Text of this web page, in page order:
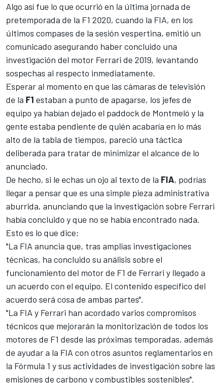
Algo así fue lo que ocurrió en la última jornada de
pretemporada de la F1 2020, cuando la FIA, en los
últimos compases de la sesión vespertina, emitió un
comunicado asegurando haber concluido una
investigación del motor Ferrari de 2019, levantando
sospechas al respecto inmediatamente.
Esperar al momento en que las cámaras de televisión
de la F1 estaban a punto de apagarse, los jefes de
equipo ya habían dejado el paddock de Montmeló y la
gente estaba pendiente de quién acabaría en lo más
alto de la tabla de tiempos, pareció una táctica
deliberada para tratar de minimizar el alcance de lo
anunciado.
De hecho, si le echas un ojo al texto de la FIA, podrías
llegar a pensar que es una simple pieza administrativa
aburrida, anunciando que la investigación sobre Ferrari
había concluido y que no se había encontrado nada.
Esto es lo que dice:
"La FIA anuncia que, tras amplias investigaciones
técnicas, ha concluido su análisis sobre el
funcionamiento del motor de F1 de Ferrari y llegado a
un acuerdo con el equipo. El contenido específico del
acuerdo será cosa de ambas partes".
"La FIA y Ferrari han acordado varios compromisos
técnicos que mejorarán la monitorización de todos los
motores de F1 desde las próximas temporadas, además
de ayudar a la FIA con otros asuntos reglamentarios en
la Fórmula 1 y sus actividades de investigación sobre las
emisiones de carbono y combustibles sostenibles".